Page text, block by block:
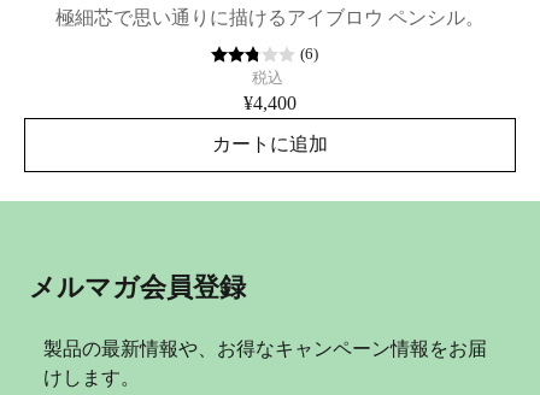
極細芯で思い通りに描けるアイブロウ ペンシル。
(6)
税込
¥4,400
カートに追加
メルマガ会員登録
製品の最新情報や、お得なキャンペーン情報をお届
けします。